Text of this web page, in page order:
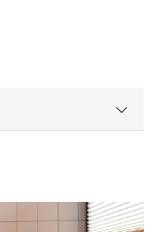
helye